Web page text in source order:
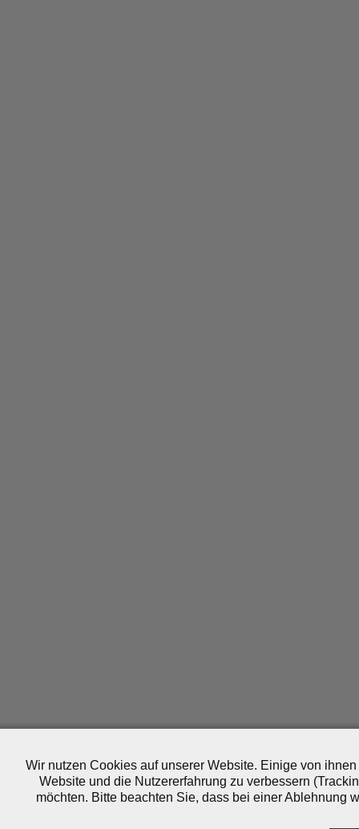
Wir nutzen Cookies auf unserer Website. Einige von
Website und die Nutzererfahrung zu verbessern
möchten. Bitte beachten Sie, dass bei einer Ablehnung